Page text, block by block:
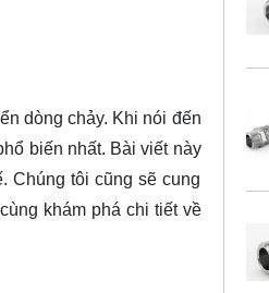
dòng chảy. Khi nói đến
biến nhất. Bài viết này
Chúng tôi cũng sẽ cung
khám phá chi tiết về